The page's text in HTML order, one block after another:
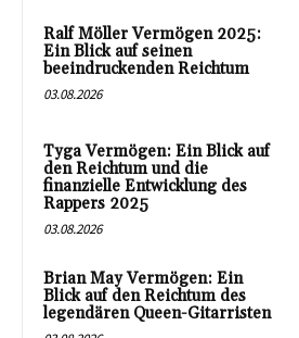
Ralf Möller Vermögen 2025:
Ein Blick auf seinen
beeindruckenden Reichtum
03.08.2026
Tyga Vermögen: Ein Blick auf
den Reichtum und die
finanzielle Entwicklung des
Rappers 2025
03.08.2026
Brian May Vermögen: Ein
Blick auf den Reichtum des
legendären Queen-Gitarristen